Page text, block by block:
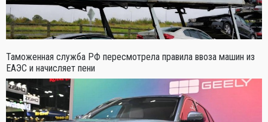
Таможенная служба РФ пересмотрела правила ввоза машин из
ЕАЭС и начисляет пени